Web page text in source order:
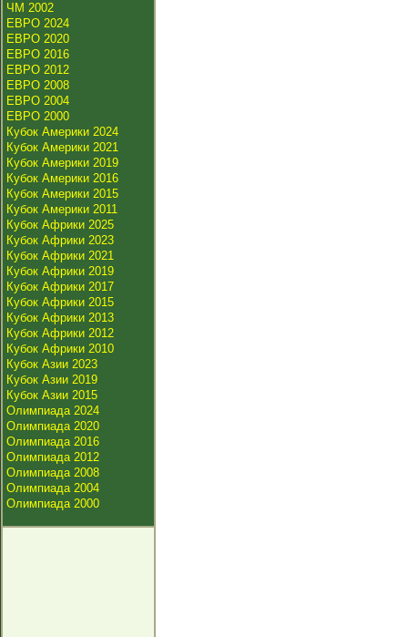
ЧМ 2002
ЕВРО 2024
ЕВРО 2020
ЕВРО 2016
ЕВРО 2012
ЕВРО 2008
ЕВРО 2004
ЕВРО 2000
Кубок Америки 2024
Кубок Америки 2021
Кубок Америки 2019
Кубок Америки 2016
Кубок Америки 2015
Кубок Америки 2011
Кубок Африки 2025
Кубок Африки 2023
Кубок Африки 2021
Кубок Африки 2019
Кубок Африки 2017
Кубок Африки 2015
Кубок Африки 2013
Кубок Африки 2012
Кубок Африки 2010
Кубок Азии 2023
Кубок Азии 2019
Кубок Азии 2015
Олимпиада 2024
Олимпиада 2020
Олимпиада 2016
Олимпиада 2012
Олимпиада 2008
Олимпиада 2004
Олимпиада 2000